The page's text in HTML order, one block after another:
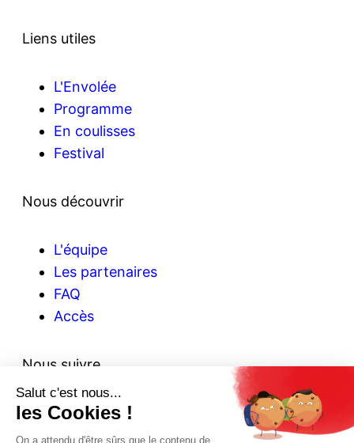
Liens utiles
L'Envolée
Programme
En coulisses
Festival
Nous découvrir
L'équipe
Les partenaires
FAQ
Accès
Nous suivre